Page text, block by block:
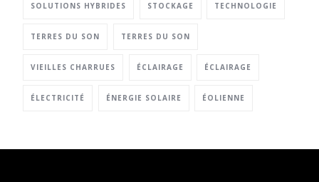
SOLUTIONS HYBRIDES STOCKAGE TECHNOLOGIE
TERRES DU SON TERRES DU SON
VIEILLES CHARRUES ÉCLAIRAGE ÉCLAIRAGE
ÉLECTRICITÉ ÉNERGIE SOLAIRE ÉOLIENNE